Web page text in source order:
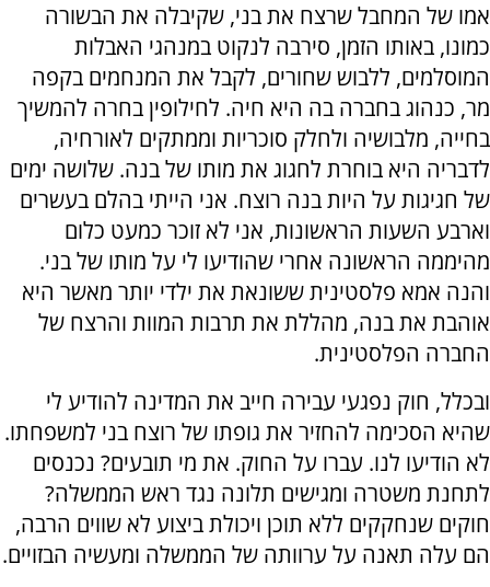
אמו של המחבל שרצח את בני, שקיבלה את הבשורה
כמונו, באותו הזמן, סירבה לנקוט במנהגי האבלות
המוסלמים, ללבוש שחורים, לקבל את המנחמים בקפה
מר, כנהוג בחברה בה היא חיה. לחילופין בחרה להמשיך
בחייה, מלבושיה ולחלק סוכריות וממתקים לאורחיה,
לדבריה היא בוחרת לחגוג את מותו של בנה. שלושה ימים
של חגיגות על היות בנה רוצח. אני הייתי בהלם בעשרים
וארבע השעות הראשונות, אני לא זוכר כמעט כלום
מהיממה הראשונה אחרי שהודיעו לי על מותו של בני.
והנה אמא פלסטינית ששונאת את ילדי יותר מאשר היא
אוהבת את בנה, מהללת את תרבות המוות והרצח של
החברה הפלסטינית.
ובכלל, חוק נפגעי עבירה חייב את המדינה להודיע לי
שהיא הסכימה להחזיר את גופתו של רוצח בני למשפחתו.
לא הודיעו לנו. עברו על החוק. את מי תובעים? נכנסים
לתחנת משטרה ומגישים תלונה נגד ראש הממשלה?
חוקים שנחקקים ללא תוכן ויכולת ביצוע לא שווים הרבה,
הם עלה תאנה על ערוותה של הממשלה ומעשיה הבזויים.